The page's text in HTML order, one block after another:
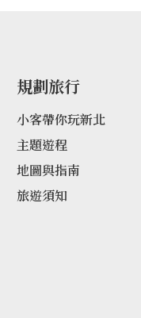
規劃旅行
小客帶你玩新北
主題遊程
地圖與指南
旅遊須知